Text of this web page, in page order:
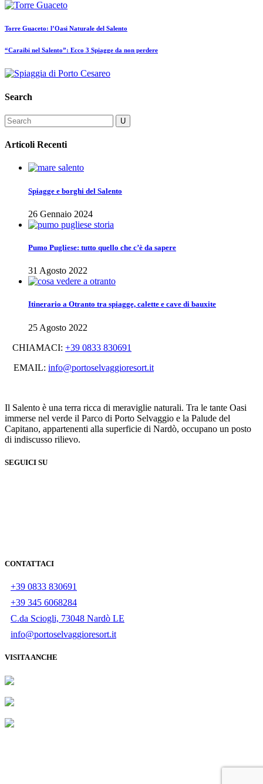
Torre Guaceto: l’Oasi Naturale del Salento
“Caraibi nel Salento”: Ecco 3 Spiagge da non perdere
Search
Articoli Recenti
Spiagge e borghi del Salento
26 Gennaio 2024
Pumo Pugliese: tutto quello che c’è da sapere
31 Agosto 2022
Itinerario a Otranto tra spiagge, calette e cave di bauxite
25 Agosto 2022
CHIAMACI: +39 0833 830691
EMAIL: info@portoselvaggioresort.it
Il Salento è una terra ricca di meraviglie naturali. Tra le tante Oasi
immerse nel verde il Parco di Porto Selvaggio e la Palude del
Capitano, appartenenti alla superficie di Nardò, occupano un posto
di indiscusso rilievo.
SEGUICI SU
CONTATTACI
+39 0833 830691
+39 345 6068284
C.da Sciogli, 73048 Nardò LE
info@portoselvaggioresort.it
VISITA ANCHE
Codice CIS: LE075052044S0007013 - © 2020 All rights reserved.